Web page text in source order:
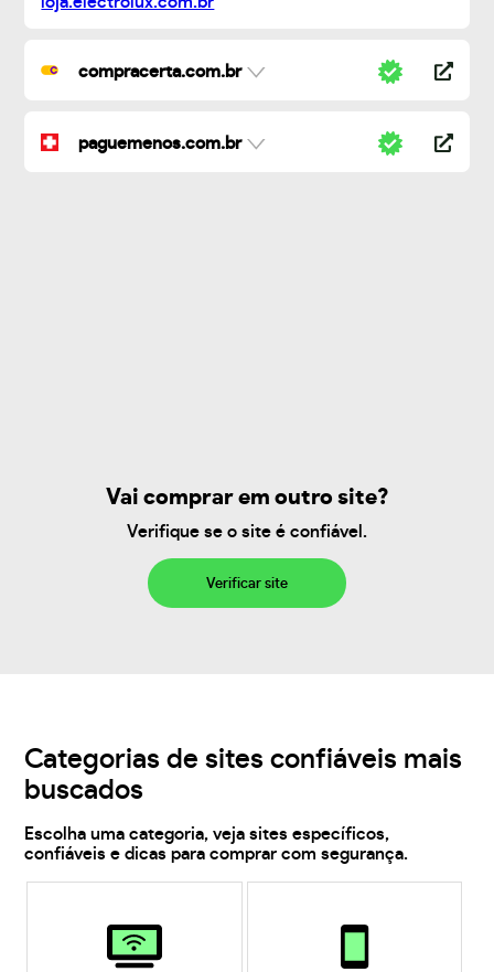
compracerta.com.br
paguemenos.com.br
Vai comprar em outro site?
Verifique se o site é confiável.
Verificar site
Categorias de sites confiáveis mais
buscados
Escolha uma categoria, veja sites específicos,
confiáveis e dicas para comprar com segurança.